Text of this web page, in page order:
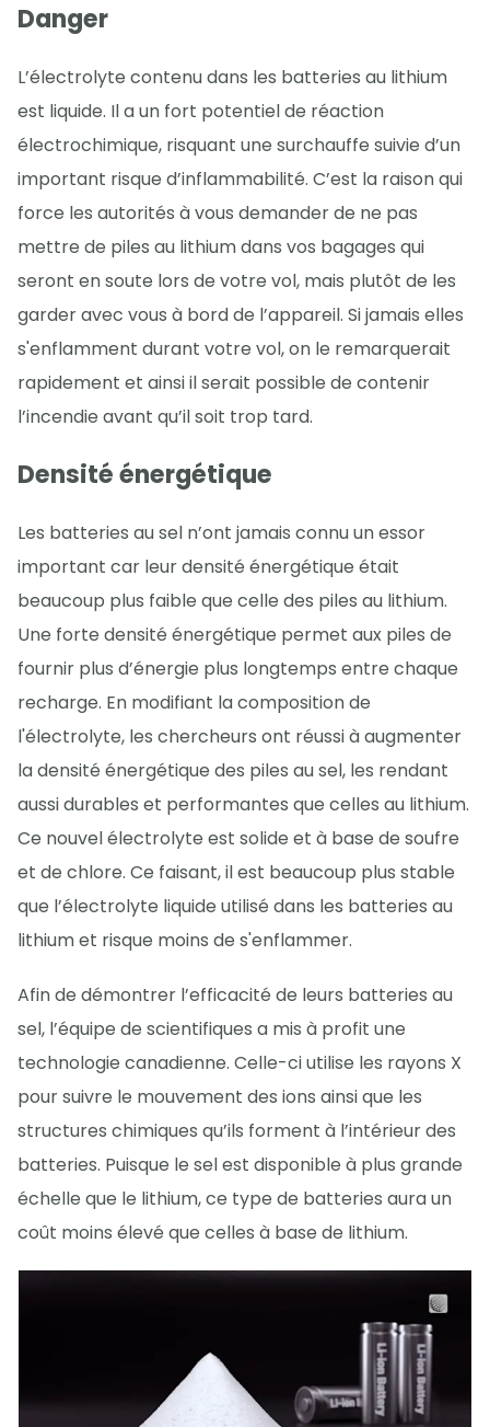
Danger
L’électrolyte contenu dans les batteries au lithium
est liquide. Il a un fort potentiel de réaction
électrochimique, risquant une surchauffe suivie d’un
important risque d’inflammabilité. C’est la raison qui
force les autorités à vous demander de ne pas
mettre de piles au lithium dans vos bagages qui
seront en soute lors de votre vol, mais plutôt de les
garder avec vous à bord de l’appareil. Si jamais elles
s'enflamment durant votre vol, on le remarquerait
rapidement et ainsi il serait possible de contenir
l’incendie avant qu’il soit trop tard.
Densité énergétique
Les batteries au sel n’ont jamais connu un essor
important car leur densité énergétique était
beaucoup plus faible que celle des piles au lithium.
Une forte densité énergétique permet aux piles de
fournir plus d’énergie plus longtemps entre chaque
recharge. En modifiant la composition de
l'électrolyte, les chercheurs ont réussi à augmenter
la densité énergétique des piles au sel, les rendant
aussi durables et performantes que celles au lithium.
Ce nouvel électrolyte est solide et à base de soufre
et de chlore. Ce faisant, il est beaucoup plus stable
que l’électrolyte liquide utilisé dans les batteries au
lithium et risque moins de s'enflammer.
Afin de démontrer l’efficacité de leurs batteries au
sel, l’équipe de scientifiques a mis à profit une
technologie canadienne. Celle-ci utilise les rayons X
pour suivre le mouvement des ions ainsi que les
structures chimiques qu’ils forment à l’intérieur des
batteries. Puisque le sel est disponible à plus grande
échelle que le lithium, ce type de batteries aura un
coût moins élevé que celles à base de lithium.